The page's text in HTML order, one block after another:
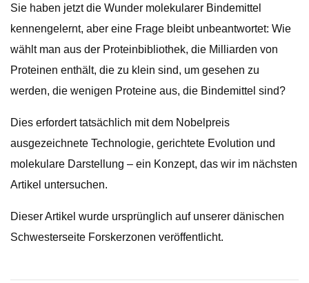
Sie haben jetzt die Wunder molekularer Bindemittel
kennengelernt, aber eine Frage bleibt unbeantwortet: Wie
wählt man aus der Proteinbibliothek, die Milliarden von
Proteinen enthält, die zu klein sind, um gesehen zu
werden, die wenigen Proteine ​​aus, die Bindemittel sind?
Dies erfordert tatsächlich mit dem Nobelpreis
ausgezeichnete Technologie, gerichtete Evolution und
molekulare Darstellung – ein Konzept, das wir im nächsten
Artikel untersuchen.
Dieser Artikel wurde ursprünglich auf unserer dänischen
Schwesterseite Forskerzonen veröffentlicht.